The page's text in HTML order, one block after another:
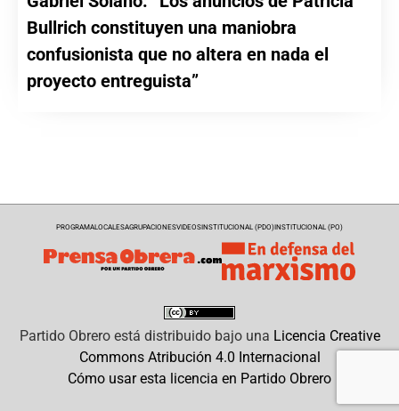
Bullrich constituyen una maniobra
confusionista que no altera en nada el
proyecto entreguista”
PROGRAMALOCALESAGRUPACIONESVIDEOSINSTITUCIONAL (PDO)INSTITUCIONAL (PO)
Partido Obreroestá distribuido bajo una Licencia Creative
Commons Atribución 4.0 Internacional
Cómo usar esta licencia en Partido Obrero